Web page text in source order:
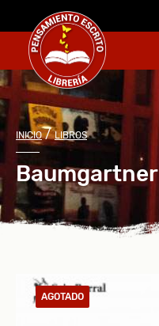
INICIO/LIBROS
Baumgartner
AGOTADO